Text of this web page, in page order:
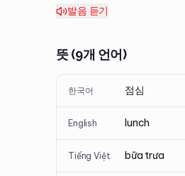
발음 듣기
뜻 (9개 언어)
한국어 점심
English lunch
Tiếng Việt bữa trưa